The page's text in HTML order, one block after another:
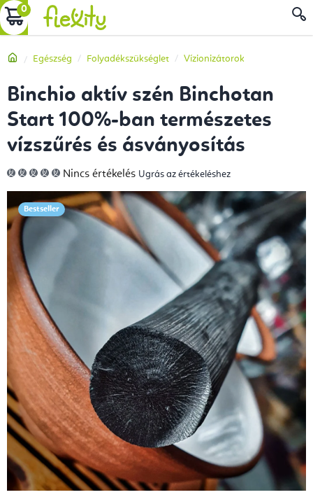
Ugrás
a
tartalomhoz
KOSÁR
Kezdőlap
Egészség Folyadékszükséglet Vízionizátorok
Binchio aktív szén Binchotan
Start 100%-ban természetes
vízszűrés és ásványosítás
A
termék
értékelése
5-
ből
0,0
csillag.
Nincs értékelés Ugrás az értékeléshez
Bestseller